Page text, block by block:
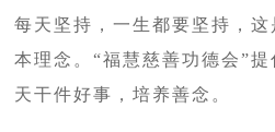
每天坚持，一生都要坚持，
本理念。“福慧慈善功德会”
天干件好事，培养善念。